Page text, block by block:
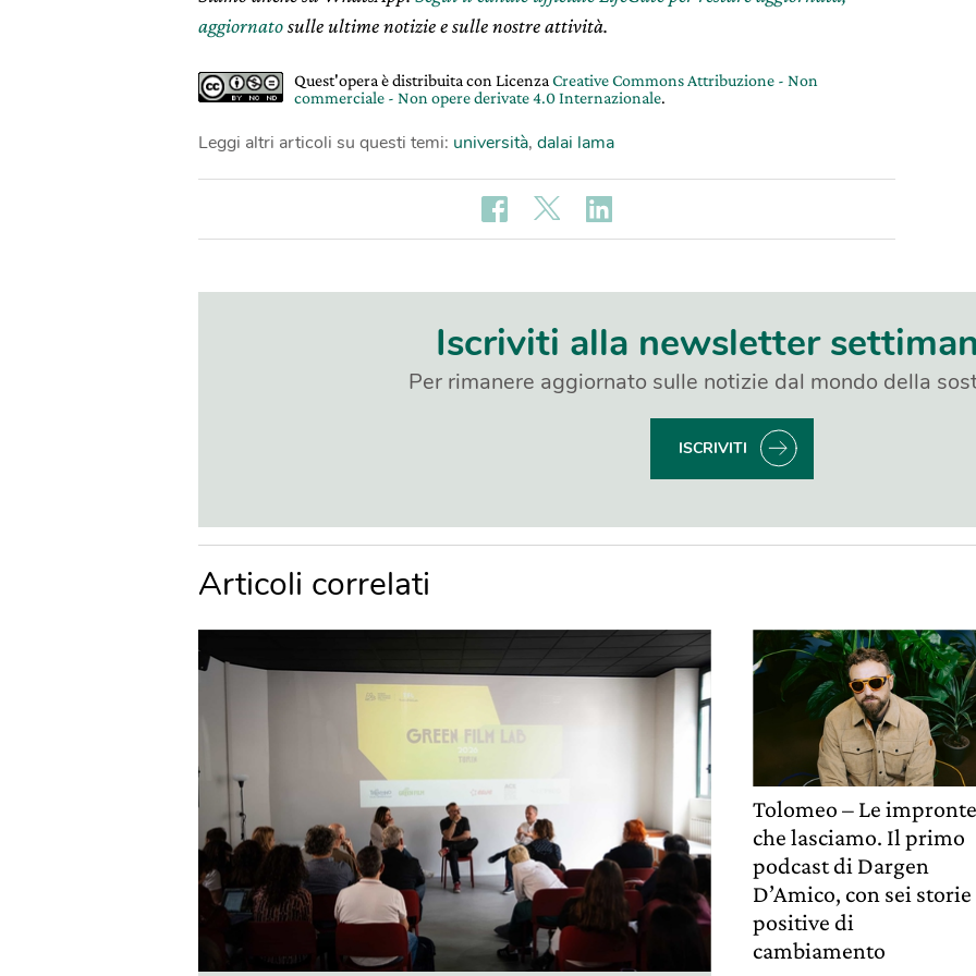
aggiornatosulle ultime notizie e sulle nostre attività.
Quest'opera è distribuita con LicenzaCreative Commons Attribuzione - Non
commerciale - Non opere derivate 4.0 Internazionale.
Leggi altri articoli su questi temi: università, dalai lama
Iscriviti alla newsletter
Per rimanere aggiornato sulle notizie dal mondo della
ISCRIVITI
Articoli correlati
Tolomeo – Le impronte
che lasciamo. Il primo
podcast di Dargen
D’Amico, con sei storie
positive di
cambiamento